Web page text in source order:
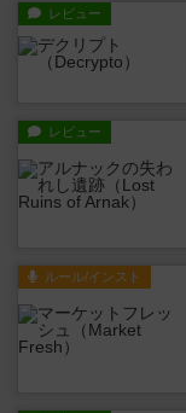
レビュー
レビュー
ルール/インスト